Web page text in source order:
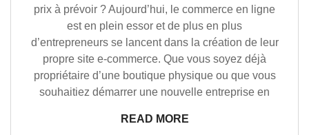
prix à prévoir ? Aujourd’hui, le commerce en ligne
est en plein essor et de plus en plus
d’entrepreneurs se lancent dans la création de leur
propre site e-commerce. Que vous soyez déjà
propriétaire d’une boutique physique ou que vous
souhaitiez démarrer une nouvelle entreprise en
READ MORE